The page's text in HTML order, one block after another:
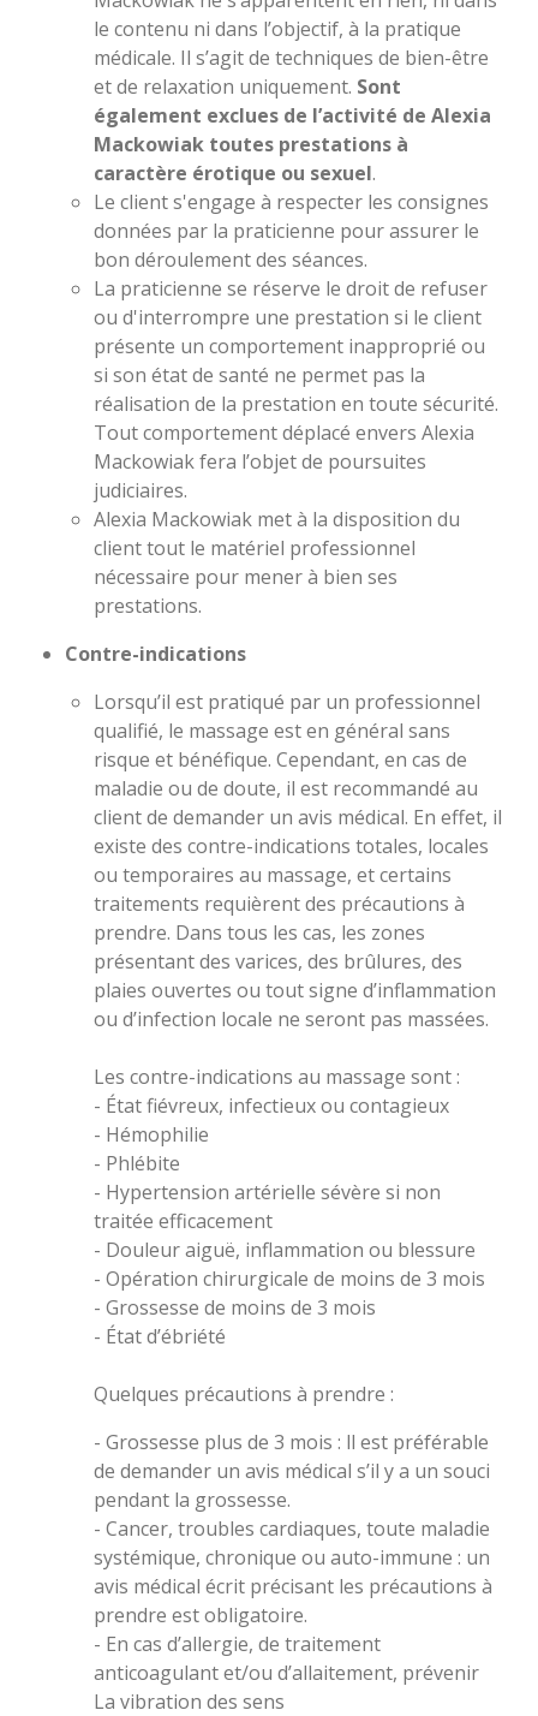
le contenu ni dans l’objectif, à la pratique
médicale. Il s’agit de techniques de bien-être
et de relaxation uniquement. Sont
également exclues de l’activité de Alexia
Mackowiak toutes prestations à
caractère érotique ou sexuel.
Le client s'engage à respecter les consignes
données par la praticienne pour assurer le
bon déroulement des séances.
La praticienne se réserve le droit de refuser
ou d'interrompre une prestation si le client
présente un comportement inapproprié ou
si son état de santé ne permet pas la
réalisation de la prestation en toute sécurité.
Tout comportement déplacé envers Alexia
Mackowiak fera l’objet de poursuites
judiciaires.
Alexia Mackowiak met à la disposition du
client tout le matériel professionnel
nécessaire pour mener à bien ses
prestations.
Contre-indications
Lorsqu’il est pratiqué par un professionnel
qualifié, le massage esten général sans
risque et bénéfique. Cependant, en cas de
maladie ou de doute, il est recommandé au
client de demander un avis médical. En effet, il
existe des contre-indications totales, locales
ou temporaires au massage, et certains
traitements requièrent des précautions à
prendre. Dans tous les cas, les zones
présentant des varices, des brûlures, des
plaies ouvertes ou tout signe d’inflammation
ou d’infection locale ne seront pas massées.
Les contre-indications au massage sont :
- État fiévreux, infectieux ou contagieux
- Hémophilie
- Phlébite
- Hypertension artérielle sévère si non
traitée efficacement
- Douleur aiguë, inflammation ou blessure
- Opération chirurgicale de moins de 3 mois
- Grossesse de moins de 3 mois
- État d’ébriété
Quelques précautions à prendre :
- Grossesse plus de 3 mois : ll est préférable
de demander un avis médical s’il y a un souci
pendant la grossesse.
- Cancer, troubles cardiaques, toute maladie
systémique, chronique ou auto-immune : un
avis médical écrit précisant les précautions à
prendre est obligatoire.
- En cas d’allergie, de traitement
anticoagulant et/ou d’allaitement, prévenir
La vibration des sens